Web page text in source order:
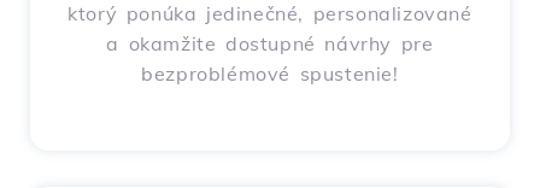
ktorý ponúka jedinečné, personalizované
a okamžite dostupné návrhy pre
bezproblémové spustenie!